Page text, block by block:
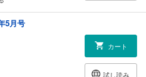
０２３出場チーム決定！
井梨恵
ーの部】
国写真コンテスト入賞作品
テスト
5月号
カート
試し読み